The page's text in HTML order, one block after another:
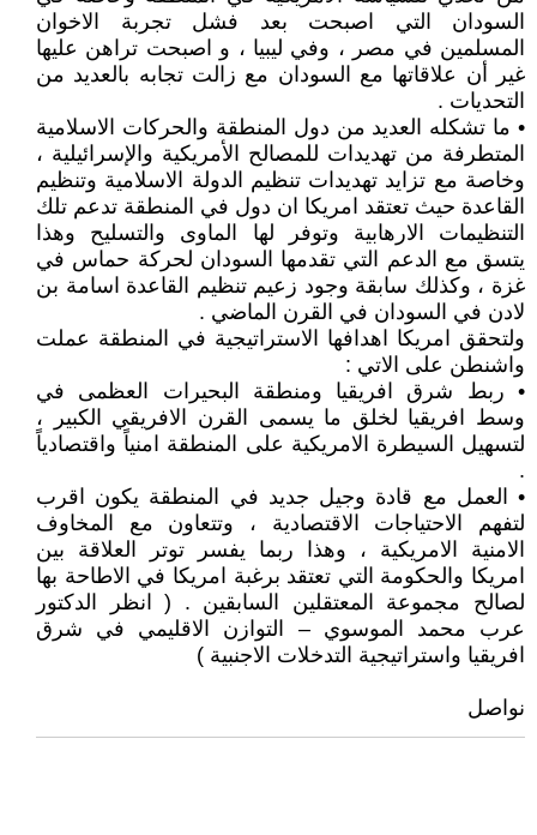
السودان التي اصبحت بعد فشل تجربة الاخوان
المسلمين في مصر ، وفي ليبيا ، و اصبحت تراهن عليها
غير أن علاقاتها مع السودان مع زالت تجابه بالعديد من
التحديات .
• ما تشكله العديد من دول المنطقة والحركات الاسلامية
المتطرفة من تهديدات للمصالح الأمريكية والإسرائيلية ،
وخاصة مع تزايد تهديدات تنظيم الدولة الاسلامية وتنظيم
القاعدة حيث تعتقد امريكا ان دول في المنطقة تدعم تلك
التنظيمات الارهابية وتوفر لها الماوى والتسليح وهذا
يتسق مع الدعم التي تقدمها السودان لحركة حماس في
غزة ، وكذلك سابقة وجود زعيم تنظيم القاعدة اسامة بن
لادن في السودان في القرن الماضي .
ولتحقق امريكا اهدافها الاستراتيجية في المنطقة عملت
واشنطن على الاتي :
• ربط شرق افريقيا ومنطقة البحيرات العظمى في
وسط افريقيا لخلق ما يسمى القرن الافريقي الكبير ،
لتسهيل السيطرة الامريكية على المنطقة امنياً واقتصادياً
.
• العمل مع قادة وجيل جديد في المنطقة يكون اقرب
لتفهم الاحتياجات الاقتصادية ، وتتعاون مع المخاوف
الامنية الامريكية ، وهذا ربما يفسر توتر العلاقة بين
امريكا والحكومة التي تعتقد برغبة امريكا في الاطاحة بها
لصالح مجموعة المعتقلين السابقين . ( انظر الدكتور
عرب محمد الموسوي – التوازن الاقليمي في شرق
افريقيا واستراتيجية التدخلات الاجنبية )
نواصل